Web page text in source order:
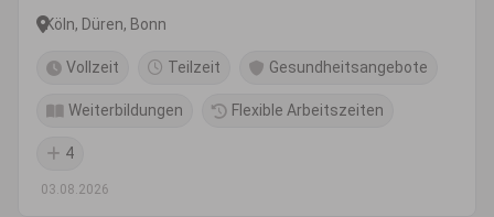
Köln, Düren, Bonn
Vollzeit Teilzeit Gesundheitsangebote
Weiterbildungen Flexible Arbeitszeiten
4
03.08.2026